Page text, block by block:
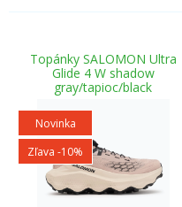
Topánky SALOMON Ultra
Glide 4 W shadow
gray/tapioc/black
Novinka
Zľava -10%